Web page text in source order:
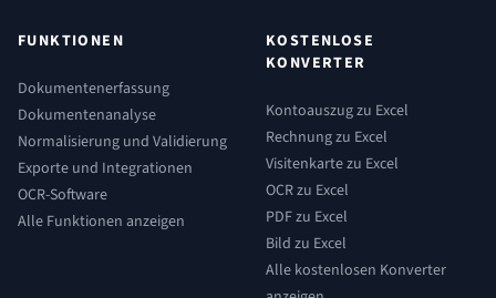
FUNKTIONEN
Dokumentenerfassung
Dokumentenanalyse
Normalisierung und Validierung
Exporte und Integrationen
OCR-Software
Alle Funktionen anzeigen
KOSTENLOSE
KONVERTER
Kontoauszug zu Excel
Rechnung zu Excel
Visitenkarte zu Excel
OCR zu Excel
PDF zu Excel
Bild zu Excel
Alle kostenlosen Konverter